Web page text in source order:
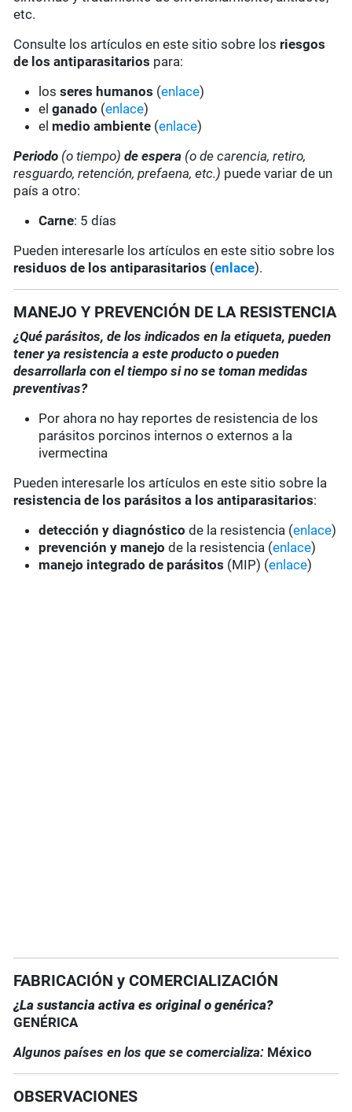
etc.
Consulte los artículos en este sitio sobre los riesgos
de los antiparasitarios para:
losseres humanos (enlace)
elganado (enlace)
el medio ambiente (enlace)
Periodo (o tiempo) de espera (o de carencia, retiro,
resguardo, retención, prefaena, etc.) puede variar de un
país a otro:
Carne: 5 días
Pueden interesarle los artículos en este sitio sobre los
residuos de los antiparasitarios (enlace).
MANEJO Y PREVENCIÓN DE LA RESISTENCIA
¿Qué parásitos, de los indicados en la etiqueta, pueden
tener ya resistencia a este producto o pueden
desarrollarla con el tiempo si no se toman medidas
preventivas?
Por ahora no hay reportes de resistencia de los
parásitos porcinos internos o externos a la
ivermectina
Pueden interesarle los artículos en este sitio sobre la
resistencia de los parásitos a los antiparasitarios:
detección y diagnóstico de la resistencia (enlace)
prevención y manejo de la resistencia (enlace)
manejo integrado de parásitos (MIP) (enlace)
FABRICACIÓN y COMERCIALIZACIÓN
¿La sustancia activa es original o genérica?
GENÉRICA
Algunos países en los que se comercializa: México
OBSERVACIONES